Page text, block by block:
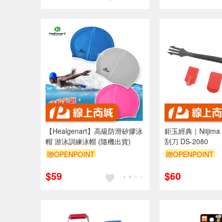
【Healgenart】高級防滑矽膠泳
帽 游泳訓練泳帽 (隨機出貨)
贈OPENPOINT
$59
鉅玉經典｜
刮刀 DS-2080
贈OPENPOINT
$60